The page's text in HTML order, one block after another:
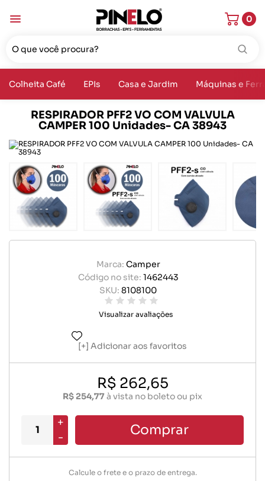
0
Colheita Café EPIs Casa e Jardim Máquinas e
RESPIRADOR PFF2 VO COM VALVULA
CAMPER 100 Unidades- CA 38943
Marca: Camper
Código no site: 1462443
SKU: 8108100
Visualizar avaliações
Adicionar aos favoritos
R$ 262,65
R$ 254,77à vista no boleto ou pix
+
-
Comprar
Calcule o frete e o prazo de entrega.